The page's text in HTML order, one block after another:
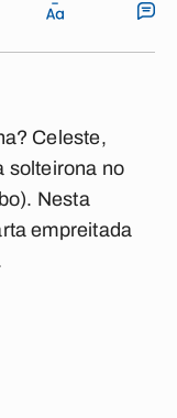
Celeste,
solteirona no
Nesta
empreitada